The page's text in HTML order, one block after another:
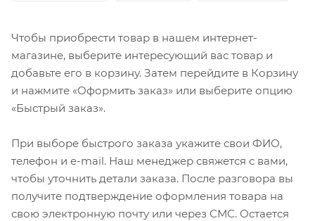
Чтобы приобрести товар в нашем интернет-
магазине, выберите интересующий вас товар и
добавьте его в корзину. Затем перейдите в Корзину
и нажмите «Оформить заказ» или выберите опцию
«Быстрый заказ».
При выборе быстрого заказа укажите свои ФИО,
телефон и e-mail. Наш менеджер свяжется с вами,
чтобы уточнить детали заказа. После разговора вы
получите подтверждение оформления товара на
свою электронную почту или через СМС. Остается